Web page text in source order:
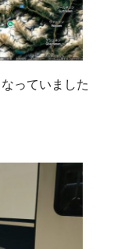
っていました